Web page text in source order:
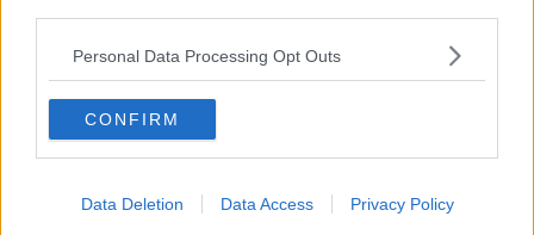
Personal Data Processing Opt Outs
CONFIRM
Data Deletion Data Access Privacy Policy
Siamo in una situazione di Red Alert
La "Dichiarazione di Vallombrosa"
La chimera dell'esercito europeo
Politicamente scorrevole
La festa dell'Europa
Lettera al Presidente Draghi